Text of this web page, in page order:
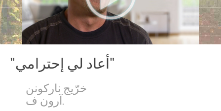
"أعاد لي إحترامي"
خرّيج ناركونن
آرون ف.